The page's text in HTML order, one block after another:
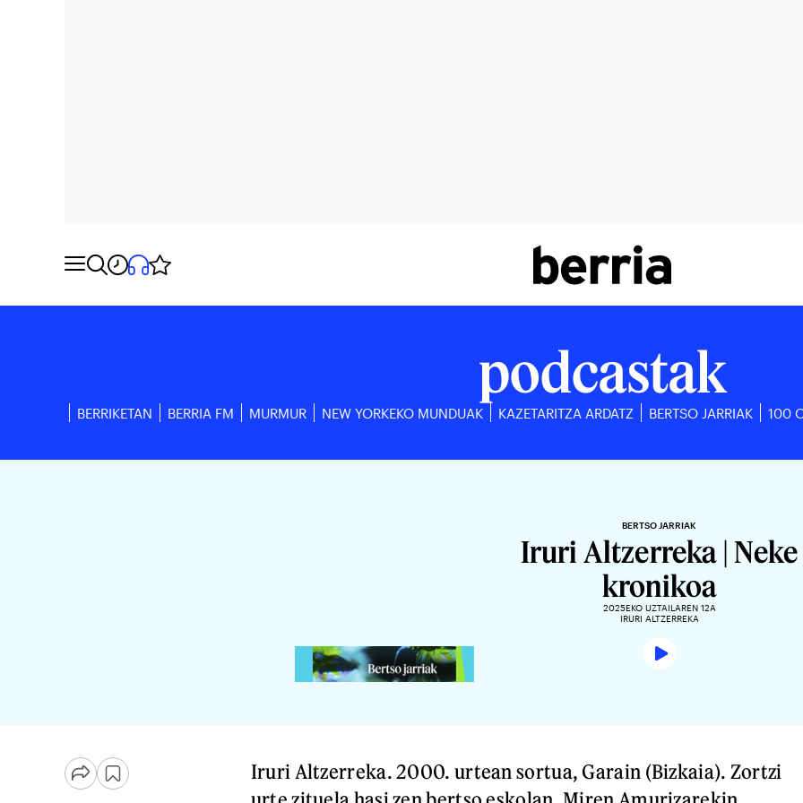
podcastak
BERRIKETAN BERRIA FM MURMUR NEW YORKEKO MUNDUAK KAZETARITZA ARDATZ BERTSO JARRIAK 100
BERTSO JARRIAK
Iruri Altzerreka | Neke
kronikoa
2025EKO UZTAILAREN 12A
IRURI ALTZERREKA
Iruri Altzerreka. 2000. urtean sortua, Garain (Bizkaia). Zortzi